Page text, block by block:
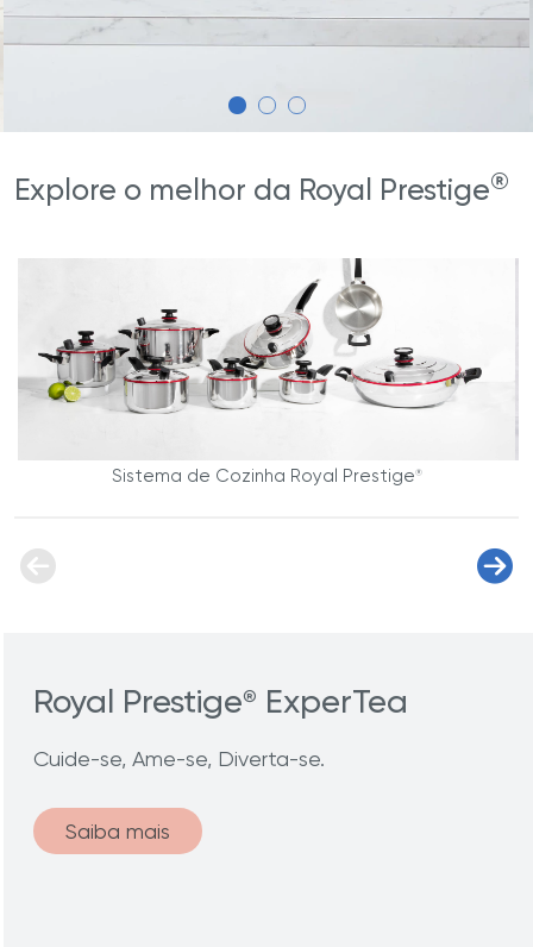
Explore o melhor da Royal Prestige®
Sistema de Cozinha Royal Prestige®
Royal Prestige® ExperTea
Cuide-se, Ame-se, Diverta-se.
Saiba mais